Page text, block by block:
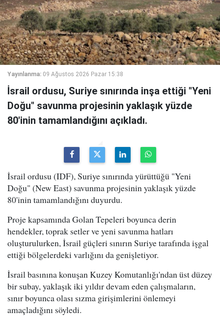
Yayınlanma: 09 Ağustos 2026 Pazar 15:38
İsrail ordusu, Suriye sınırında inşa ettiği "Yeni
Doğu" savunma projesinin yaklaşık yüzde
80'inin tamamlandığını açıkladı.
İsrail ordusu (IDF), Suriye sınırında yürüttüğü "Yeni
Doğu" (New East) savunma projesinin yaklaşık yüzde
80'inin tamamlandığını duyurdu.
Proje kapsamında Golan Tepeleri boyunca derin
hendekler, toprak setler ve yeni savunma hatları
oluşturulurken, İsrail güçleri sınırın Suriye tarafında işgal
ettiği bölgelerdeki varlığını da genişletiyor.
İsrail basınına konuşan Kuzey Komutanlığı'ndan üst düzey
bir subay, yaklaşık iki yıldır devam eden çalışmaların,
sınır boyunca olası sızma girişimlerini önlemeyi
amaçladığını söyledi.